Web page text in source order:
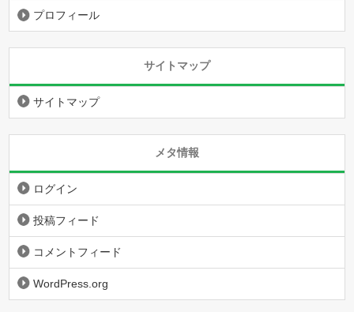
プロフィール
サイトマップ
サイトマップ
メタ情報
ログイン
投稿フィード
コメントフィード
WordPress.org